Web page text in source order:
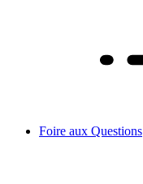
Foire aux Questions